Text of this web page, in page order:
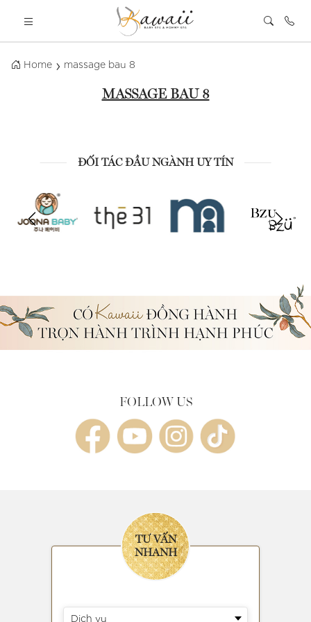
Home massage bau 8
MASSAGE BAU 8
ĐỐI TÁC ĐẦU NGÀNH UY TÍN
FOLLOW US
TƯ VẤN
NHANH
Dịch vụ